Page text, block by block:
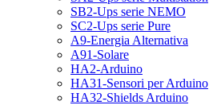
SB2-Ups serie NEMO
SC2-Ups serie Pure
A9-Energia Alternativa
A91-Solare
HA2-Arduino
HA31-Sensori per Arduino
HA32-Shields Arduino